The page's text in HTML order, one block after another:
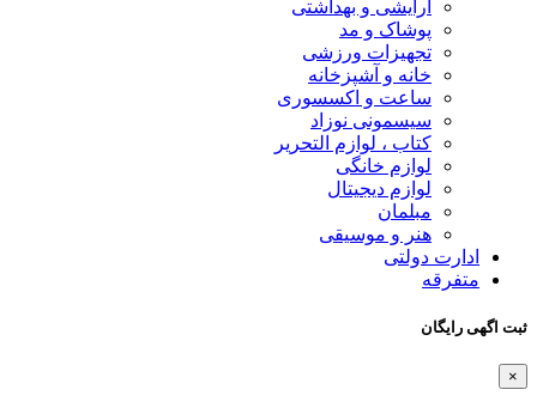
آرایشی و بهداشتی
پوشاک و مد
تجهیزات ورزشی
خانه و آشپزخانه
ساعت و اکسسوری
سیسمونی نوزاد
کتاب ، لوازم التحریر
لوازم خانگی
لوازم دیجیتال
مبلمان
هنر و موسیقی
ادارت دولتی
متفرقه
ثبت اگهی رایگان
×